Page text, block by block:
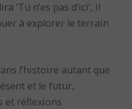
‘Tu n’es pas d’ici’, il
à explorer le terrain
l’histoire autant que
et le futur,
et réflexions